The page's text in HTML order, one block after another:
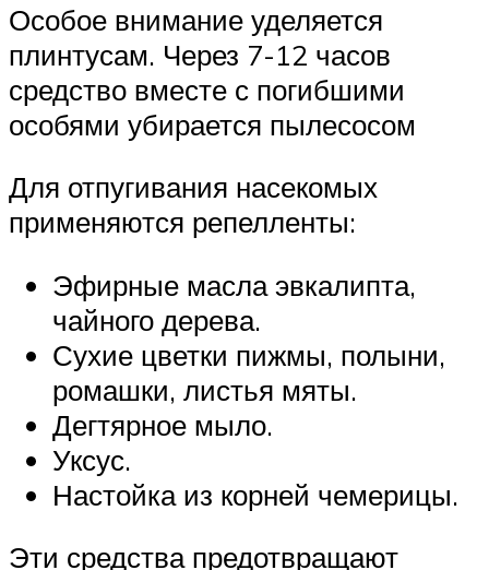
Особое внимание уделяется
плинтусам. Через 7-12 часов
средство вместе с погибшими
особями убирается пылесосом
Для отпугивания насекомых
применяются репелленты:
Эфирные масла эвкалипта,
чайного дерева.
Сухие цветки пижмы, полыни,
ромашки, листья мяты.
Дегтярное мыло.
Уксус.
Настойка из корней чемерицы.
Эти средства предотвращают